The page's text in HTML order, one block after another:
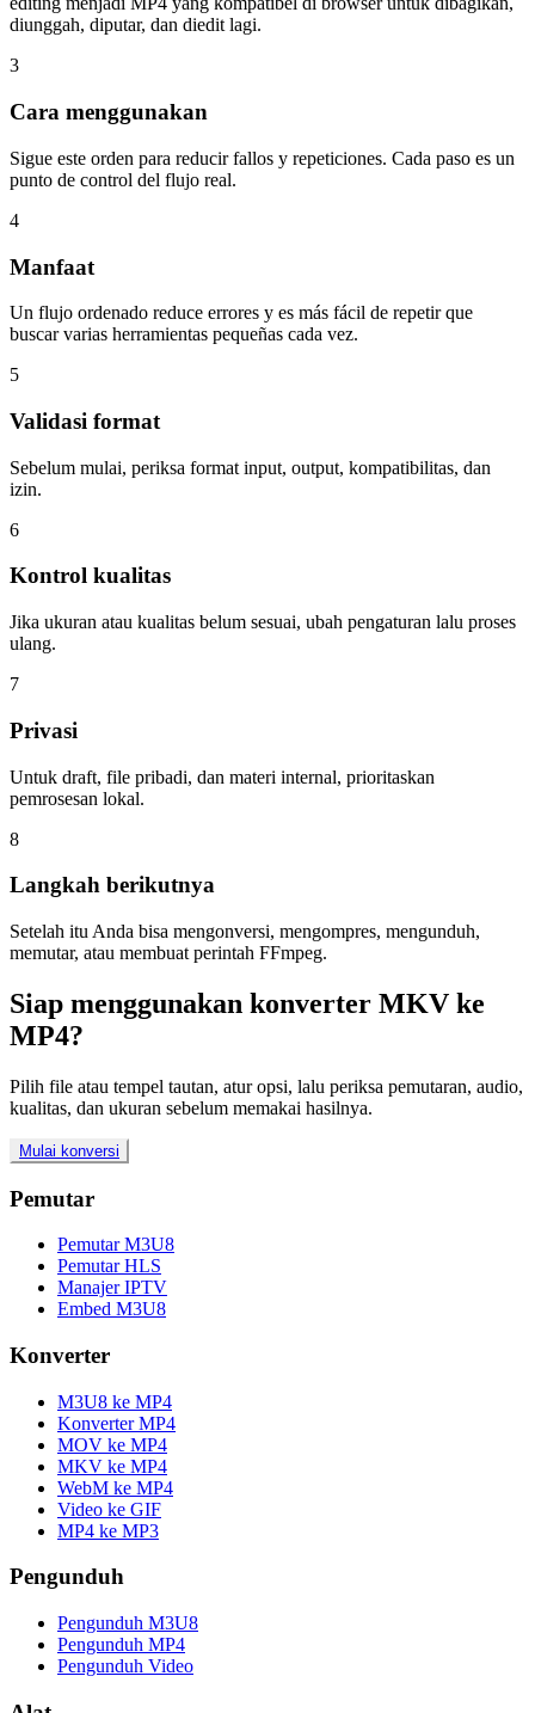
diunggah, diputar, dan diedit lagi.
3
Cara menggunakan
Sigue este orden para reducir fallos y repeticiones. Cada paso es un
punto de control del flujo real.
4
Manfaat
Un flujo ordenado reduce errores y es más fácil de repetir que
buscar varias herramientas pequeñas cada vez.
5
Validasi format
Sebelum mulai, periksa format input, output, kompatibilitas, dan
izin.
6
Kontrol kualitas
Jika ukuran atau kualitas belum sesuai, ubah pengaturan lalu proses
ulang.
7
Privasi
Untuk draft, file pribadi, dan materi internal, prioritaskan
pemrosesan lokal.
8
Langkah berikutnya
Setelah itu Anda bisa mengonversi, mengompres, mengunduh,
memutar, atau membuat perintah FFmpeg.
Siap menggunakan konverter MKV ke
MP4?
Pilih file atau tempel tautan, atur opsi, lalu periksa pemutaran, audio,
kualitas, dan ukuran sebelum memakai hasilnya.
Mulai konversi
Pemutar
Pemutar M3U8
Pemutar HLS
Manajer IPTV
Embed M3U8
Konverter
M3U8 ke MP4
Konverter MP4
MOV ke MP4
MKV ke MP4
WebM ke MP4
Video ke GIF
MP4 ke MP3
Pengunduh
Pengunduh M3U8
Pengunduh MP4
Pengunduh Video